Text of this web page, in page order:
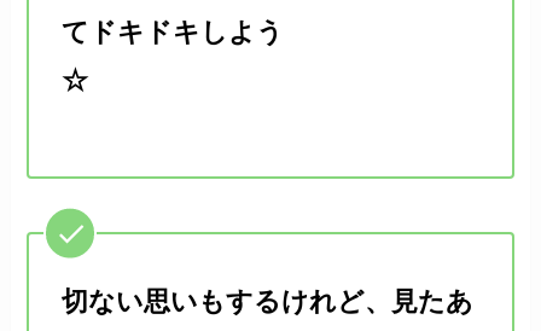
てドキドキしよう
☆
切ない思いもするけれど、見たあ